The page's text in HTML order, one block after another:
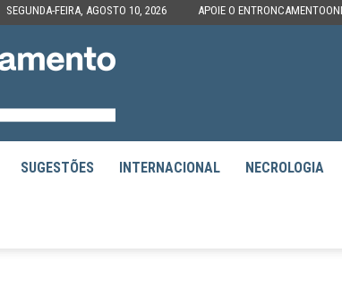
SEGUNDA-FEIRA, AGOSTO 10, 2026 APOIE O
SUGESTÕES INTERNACIONAL NECROLOGIA